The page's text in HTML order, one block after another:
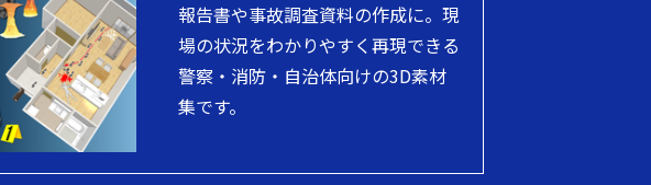
報告書や事故調査資料の作成に。現
場の状況をわかりやすく再現できる
警察・消防・自治体向けの3D素材
集です。